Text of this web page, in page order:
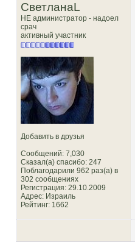
СветланаL
НЕ администратор - надоел
срач
активный участник
Добавить в друзья
Сообщений: 7,030
Сказал(а) спасибо: 247
Поблагодарили 962 раз(а) в
302 сообщениях
Регистрация: 29.10.2009
Адрес: Израиль
Рейтинг: 1662